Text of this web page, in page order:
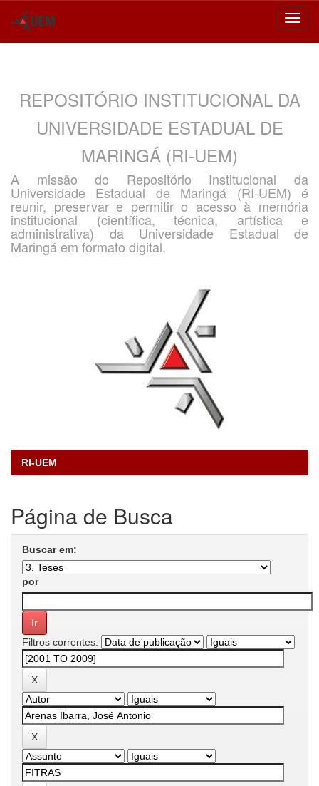
REPOSITÓRIO INSTITUCIONAL DA
UNIVERSIDADE ESTADUAL DE
MARINGÁ (RI-UEM)
A missão do Repositório Institucional da
Universidade Estadual de Maringá (RI-UEM) é
reunir, preservar e permitir o acesso à memória
institucional (científica, técnica, artística e
administrativa) da Universidade Estadual de
Maringá em formato digital.
RI-UEM
Página de Busca
Buscar em:
por
Filtros correntes: